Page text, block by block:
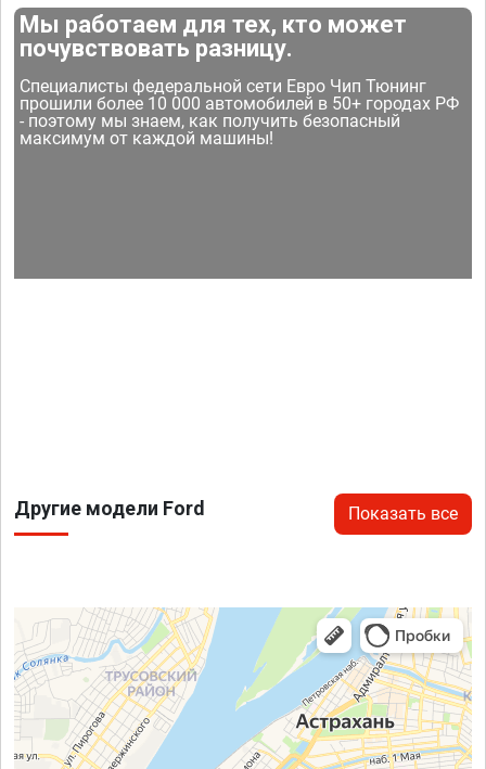
Мы работаем для тех, кто может
почувствовать разницу.
Специалисты федеральной сети Евро Чип Тюнинг
прошили более 10 000 автомобилей в 50+ городах РФ
- поэтому мы знаем, как получить безопасный
максимум от каждой машины!
Другие модели Ford Показать все